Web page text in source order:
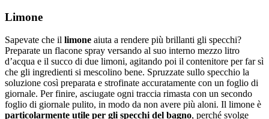
Limone
Sapevate che il limone aiuta a rendere più brillanti gli specchi?
Preparate un flacone spray versando al suo interno mezzo litro
d’acqua e il succo di due limoni, agitando poi il contenitore per far sì
che gli ingredienti si mescolino bene. Spruzzate sullo specchio la
soluzione così preparata e strofinate accuratamente con un foglio di
giornale. Per finire, asciugate ogni traccia rimasta con un secondo
foglio di giornale pulito, in modo da non avere più aloni. Il limone è
particolarmente utile per gli specchi del bagno, perché svolge